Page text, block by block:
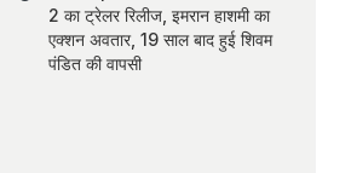
2 का ट्रेलर रिलीज, इमरान हाशमी का
एक्शन अवतार, 19 साल बाद हुई शिवम
पंडित की वापसी